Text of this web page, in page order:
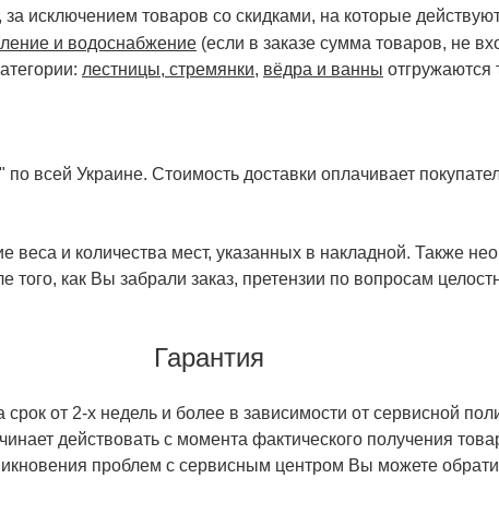
за исключением товаров со скидками, на которые
и водоснабжение (если в заказе сумма товаров, не
лестницы, стремянки, вёдра и ванны отгружаются
всей Украине. Стоимость доставки оплачивает
веса и количества мест, указанных в накладной. Также
как Вы забрали заказ, претензии по вопросам
Гарантия
от 2-х недель и более в зависимости от сервисной
действовать с момента фактического получения
проблем с сервисным центром Вы можете